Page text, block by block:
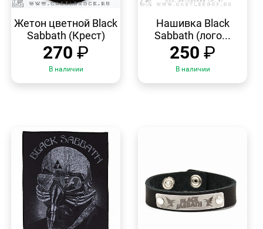
ПРОСМОТР
Жетон цветной Black
Sabbath (Крест)
270 ₽
В наличии
ПРОСМОТР
Нашивка Black
Sabbath (лого...
250 ₽
В наличии